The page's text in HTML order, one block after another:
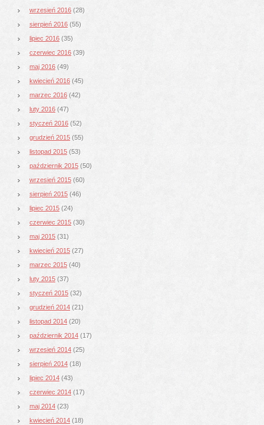
wrzesień 2016 (28)
sierpień 2016 (55)
lipiec 2016 (35)
czerwiec 2016 (39)
maj 2016 (49)
kwiecień 2016 (45)
marzec 2016 (42)
luty 2016 (47)
styczeń 2016 (52)
grudzień 2015 (55)
listopad 2015 (53)
październik 2015 (50)
wrzesień 2015 (60)
sierpień 2015 (46)
lipiec 2015 (24)
czerwiec 2015 (30)
maj 2015 (31)
kwiecień 2015 (27)
marzec 2015 (40)
luty 2015 (37)
styczeń 2015 (32)
grudzień 2014 (21)
listopad 2014 (20)
październik 2014 (17)
wrzesień 2014 (25)
sierpień 2014 (18)
lipiec 2014 (43)
czerwiec 2014 (17)
maj 2014 (23)
kwiecień 2014 (18)